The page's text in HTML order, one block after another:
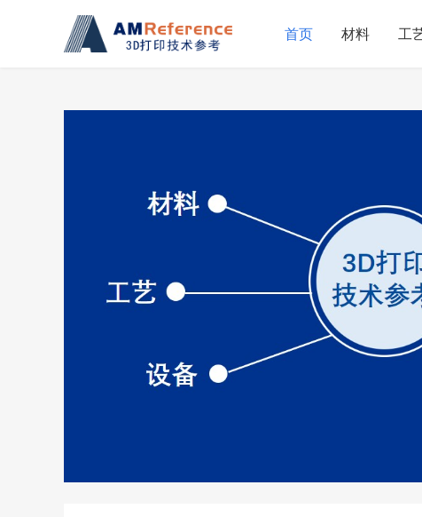
首页 材料 工